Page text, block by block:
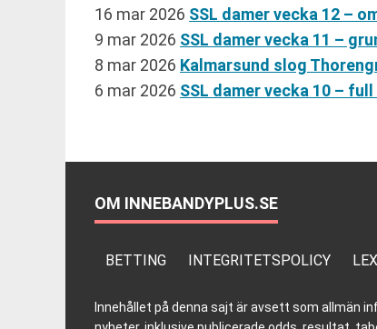
16 mar 2026 SSL damer vecka 12 –
9 mar 2026 SSL damer vecka 11 –
8 mar 2026 Kalmarsund slog
6 mar 2026 SSL damer vecka 10 –
OM INNEBANDYPLUS.SE
BETTING INTEGRITETSPOLICY
Innehållet på denna sajt är avsett som allmän